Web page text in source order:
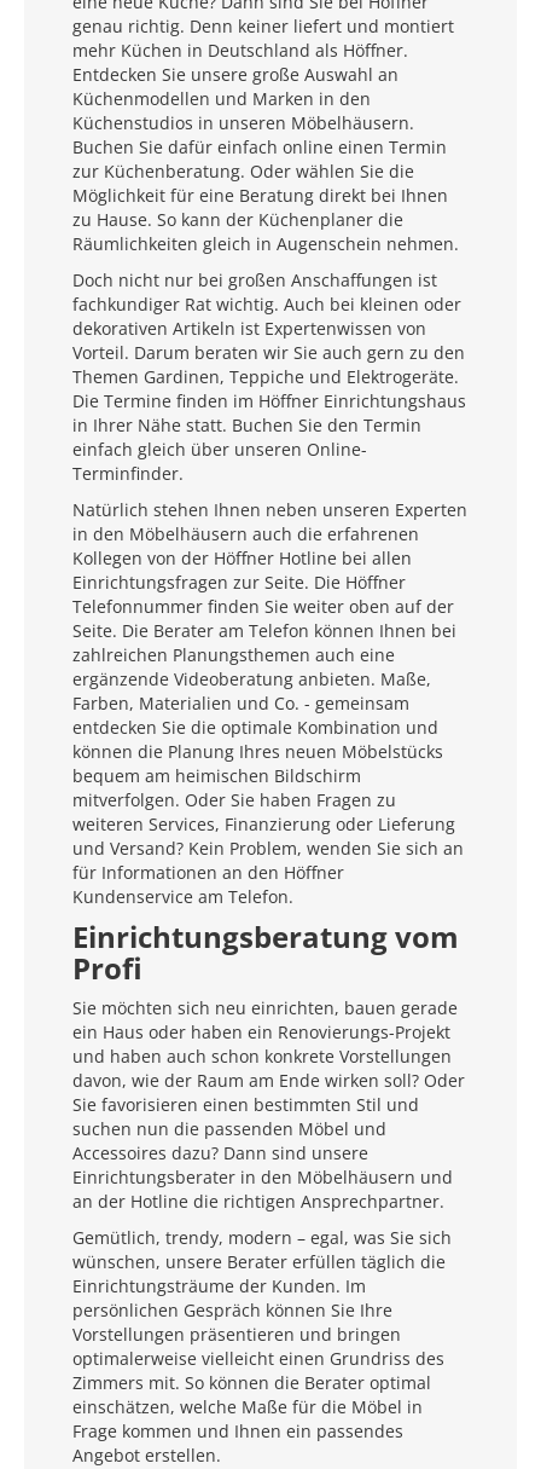
genau richtig. Denn keiner liefert und montiert
mehr Küchen in Deutschland als Höffner.
Entdecken Sie unsere große Auswahl an
Küchenmodellen und Marken in den
Küchenstudios in unseren Möbelhäusern.
Buchen Sie dafür einfach online einen Termin
zur Küchenberatung. Oder wählen Sie die
Möglichkeit für eine Beratung direkt bei Ihnen
zu Hause. So kann der Küchenplaner die
Räumlichkeiten gleich in Augenschein nehmen.
Doch nicht nur bei großen Anschaffungen ist
fachkundiger Rat wichtig. Auch bei kleinen oder
dekorativen Artikeln ist Expertenwissen von
Vorteil. Darum beraten wir Sie auch gern zu den
Themen Gardinen, Teppiche und Elektrogeräte.
Die Termine finden im Höffner Einrichtungshaus
in Ihrer Nähe statt. Buchen Sie den Termin
einfach gleich über unseren Online-
Terminfinder.
Natürlich stehen Ihnen neben unseren Experten
in den Möbelhäusern auch die erfahrenen
Kollegen von der Höffner Hotline bei allen
Einrichtungsfragen zur Seite. Die Höffner
Telefonnummer finden Sie weiter oben auf der
Seite. Die Berater am Telefon können Ihnen bei
zahlreichen Planungsthemen auch eine
ergänzende Videoberatung anbieten. Maße,
Farben, Materialien und Co. - gemeinsam
entdecken Sie die optimale Kombination und
können die Planung Ihres neuen Möbelstücks
bequem am heimischen Bildschirm
mitverfolgen. Oder Sie haben Fragen zu
weiteren Services, Finanzierung oder Lieferung
und Versand? Kein Problem, wenden Sie sich an
für Informationen an den Höffner
Kundenservice am Telefon.
Einrichtungsberatung vom
Profi
Sie möchten sich neu einrichten, bauen gerade
ein Haus oder haben ein Renovierungs-Projekt
und haben auch schon konkrete Vorstellungen
davon, wie der Raum am Ende wirken soll? Oder
Sie favorisieren einen bestimmten Stil und
suchen nun die passenden Möbel und
Accessoires dazu? Dann sind unsere
Einrichtungsberater in den Möbelhäusern und
an der Hotline die richtigen Ansprechpartner.
Gemütlich, trendy, modern – egal, was Sie sich
wünschen, unsere Berater erfüllen täglich die
Einrichtungsträume der Kunden. Im
persönlichen Gespräch können Sie Ihre
Vorstellungen präsentieren und bringen
optimalerweise vielleicht einen Grundriss des
Zimmers mit. So können die Berater optimal
einschätzen, welche Maße für die Möbel in
Frage kommen und Ihnen ein passendes
Angebot erstellen.